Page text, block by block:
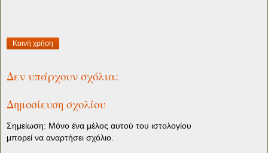
Κοινή χρήση
Δεν υπάρχουν σχόλια:
Δημοσίευση σχολίου
Σημείωση: Μόνο ένα μέλος αυτού του ιστολογίου
μπορεί να αναρτήσει σχόλιο.